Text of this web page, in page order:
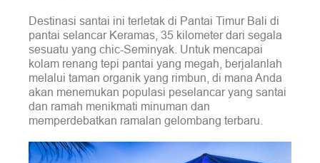
Destinasi santai ini terletak di Pantai Timur Bali di
pantai selancar Keramas, 35 kilometer dari segala
sesuatu yang chic-Seminyak. Untuk mencapai
kolam renang tepi pantai yang megah, berjalanlah
melalui taman organik yang rimbun, di mana Anda
akan menemukan populasi peselancar yang santai
dan ramah menikmati minuman dan
memperdebatkan ramalan gelombang terbaru.